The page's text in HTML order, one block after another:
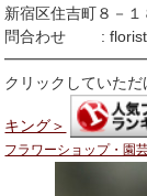
新宿区住吉町８－
問合わせ :
クリックしていた
キング＞
フラワーショップ・園